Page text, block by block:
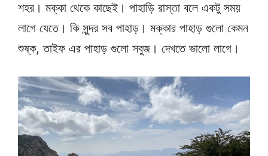
শহর। মক্কা থেকে কাছেই। পাহাড়ি রাস্তা বলে একটু সময়
লাগে যেতে। কি সুন্দর সব পাহাড়। মক্কার পাহাড় গুলো কেমন
শুষ্ক, তাইফ এর পাহাড় গুলো সবুজ। দেখতে ভালো লাগে।